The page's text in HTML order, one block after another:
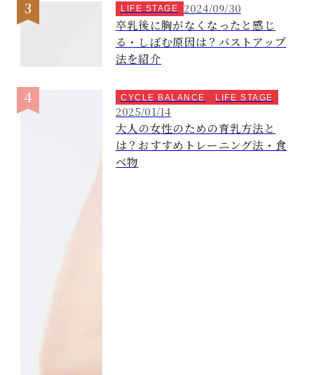
LIFE STAGE 2024/09/30
卒乳後に胸がなくなったと感じ
る・しぼむ原因は？バストアップ
法を紹介
CYCLE BALANCE LIFE STAGE
2025/01/14
大人の女性のための育乳方法と
は？おすすめトレーニング法・食
べ物